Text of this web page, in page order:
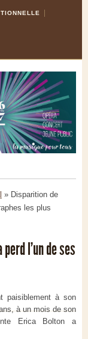
» Disparition de
les plus
l'un de ses
paisiblement à son
à un mois de son
Erica Bolton a